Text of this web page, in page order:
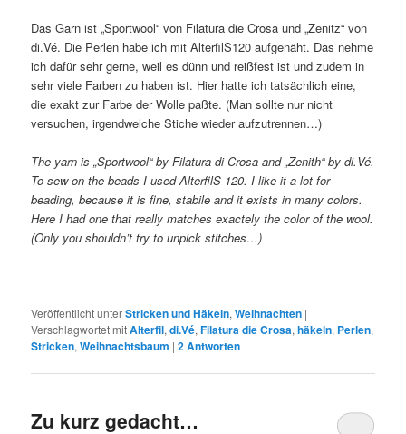
Das Garn ist „Sportwool“ von Filatura die Crosa und „Zenitz“ von
di.Vé. Die Perlen habe ich mit AlterfilS120 aufgenäht. Das nehme
ich dafür sehr gerne, weil es dünn und reißfest ist und zudem in
sehr viele Farben zu haben ist. Hier hatte ich tatsächlich eine,
die exakt zur Farbe der Wolle paßte. (Man sollte nur nicht
versuchen, irgendwelche Stiche wieder aufzutrennen…)
The yarn is „Sportwool“ by Filatura di Crosa and „Zenith“ by di.Vé.
To sew on the beads I used AlterfilS 120. I like it a lot for
beading, because it is fine, stabile and it exists in many colors.
Here I had one that really matches exactely the color of the wool.
(Only you shouldn’t try to unpick stitches…)
Veröffentlicht unterStricken und Häkeln,Weihnachten |
Verschlagwortet mitAlterfil,di.Vé,Filatura die Crosa,häkeln, Perlen,
Stricken,Weihnachtsbaum |2Antworten
Zu kurz gedacht…